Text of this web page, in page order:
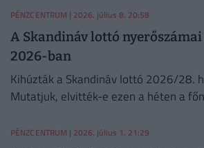
PÉNZCENTRUM | 2026. július 8. 20:58
A Skandináv lottó nyerőszámai
2026-ban
Kihúzták a Skandináv lottó 2026/28.
Mutatjuk, elvitték-e ezen a héten a
PÉNZCENTRUM | 2026. július 1. 21:29